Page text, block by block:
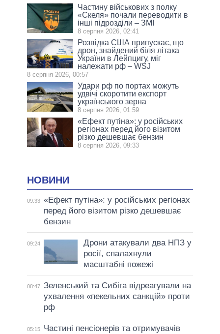
Частину військових з полку
«Скеля» почали переводити в
інші підрозділи – ЗМІ
8 серпня 2026, 02:41
Розвідка США припускає, що
дрон, знайдений біля літака
України в Лейпцигу, міг
належати рф – WSJ
8 серпня 2026, 00:57
Удари рф по портах можуть
удвічі скоротити експорт
українського зерна
8 серпня 2026, 01:59
«Ефект путіна»: у російських
регіонах перед його візитом
різко дешевшає бензин
8 серпня 2026, 09:33
НОВИНИ
09:33 «Ефект путіна»: у російських регіонах
перед його візитом різко дешевшає
бензин
09:24
Дрони атакували два НПЗ у
росії, спалахнули
масштабні пожежі
08:47 Зеленський та Сибіга відреагували на
ухвалення «пекельних санкцій» проти
рф
05:15
Частині пенсіонерів та отримувачів